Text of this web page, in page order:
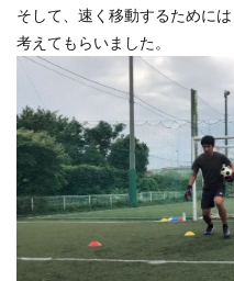
そして、速く移動するために
考えてもらいました。